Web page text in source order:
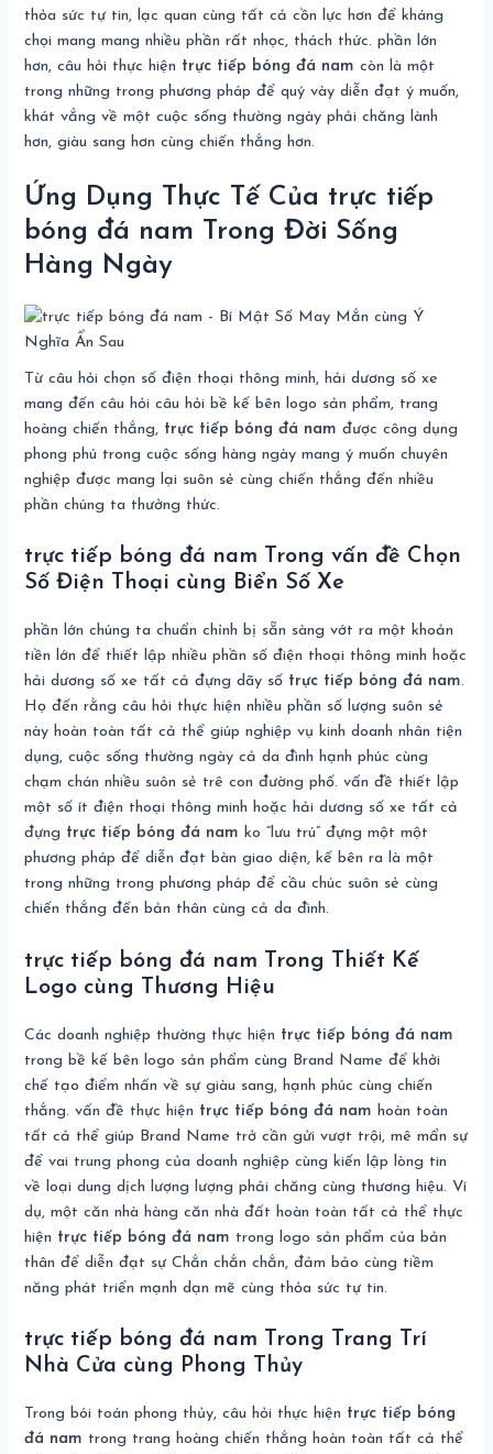
thỏa sức tự tin, lạc quan cùng tất cả cồn lực hơn để kháng
chọi mang mang nhiều phần rất nhọc, thách thức. phần lớn
hơn, câu hỏi thực hiện trực tiếp bóng đá nam còn là một
trong những trong phương pháp để quý vày diễn đạt ý muốn,
khát vẳng về một cuộc sống thường ngày phải chăng lành
hơn, giàu sang hơn cùng chiến thắng hơn.
Ứng Dụng Thực Tế Của trực tiếp
bóng đá nam Trong Đời Sống
Hàng Ngày
Từ câu hỏi chọn số điện thoại thông minh, hải dương số xe
mang đến câu hỏi câu hỏi bề kế bên logo sản phẩm, trang
hoàng chiến thắng, trực tiếp bóng đá nam được công dụng
phong phú trong cuộc sống hàng ngày mang ý muốn chuyên
nghiệp được mang lại suôn sẻ cùng chiến thắng đến nhiều
phần chúng ta thưởng thức.
trực tiếp bóng đá nam Trong vấn đề Chọn
Số Điện Thoại cùng Biển Số Xe
phần lớn chúng ta chuẩn chỉnh bị sẵn sàng vớt ra một khoản
tiền lớn để thiết lập nhiều phần số điện thoại thông minh hoặc
hải dương số xe tất cả đựng dãy số trực tiếp bóng đá nam.
Họ đến rằng câu hỏi thực hiện nhiều phần số lượng suôn sẻ
này hoàn toàn tất cả thể giúp nghiệp vụ kinh doanh nhân tiện
dụng, cuộc sống thường ngày cả da đình hạnh phúc cùng
chạm chán nhiều suôn sẻ trê con đường phố. vấn đề thiết lập
một số ít điện thoại thông minh hoặc hải dương số xe tất cả
đựng trực tiếp bóng đá nam ko “lưu trú” đựng một một
phương pháp để diễn đạt bàn giao diện, kế bên ra là một
trong những trong phương pháp để cầu chúc suôn sẻ cùng
chiến thắng đến bản thân cùng cả da đình.
trực tiếp bóng đá nam Trong Thiết Kế
Logo cùng Thương Hiệu
Các doanh nghiệp thường thực hiện trực tiếp bóng đá nam
trong bề kế bên logo sản phẩm cùng Brand Name để khởi
chế tạo điểm nhấn về sự giàu sang, hạnh phúc cùng chiến
thắng. vấn đề thực hiện trực tiếp bóng đá nam hoàn toàn
tất cả thể giúp Brand Name trở cần gửi vượt trội, mê mẩn sự
để vai trung phong của doanh nghiệp cùng kiến lập lòng tin
về loại dung dịch lượng lượng phải chăng cùng thương hiệu. Ví
dụ, một căn nhà hàng căn nhà đất hoàn toàn tất cả thể thực
hiện trực tiếp bóng đá nam trong logo sản phẩm của bản
thân để diễn đạt sự Chắn chắn chắn, đảm bảo cùng tiềm
năng phát triển mạnh dạn mẽ cùng thỏa sức tự tin.
trực tiếp bóng đá nam Trong Trang Trí
Nhà Cửa cùng Phong Thủy
Trong bói toán phong thủy, câu hỏi thực hiện trực tiếp bóng
đá nam trong trang hoàng chiến thắng hoàn toàn tất cả thể